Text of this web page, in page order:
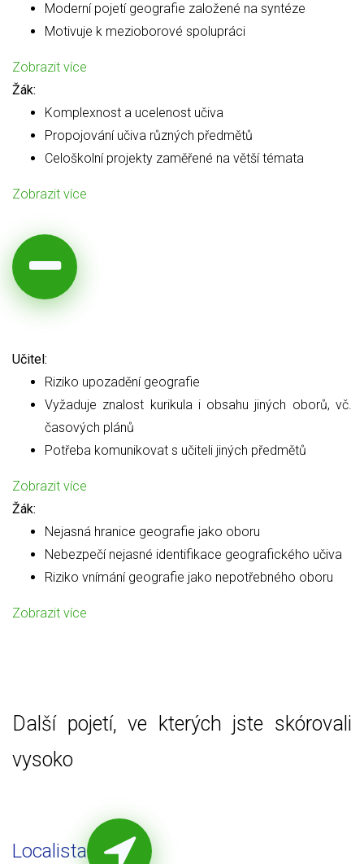
Moderní pojetí geografie založené na syntéze
Motivuje k mezioborové spolupráci
Zobrazit více
Žák:
Komplexnost a ucelenost učiva
Propojování učiva různých předmětů
Celoškolní projekty zaměřené na větší témata
Zobrazit více
Učitel:
Riziko upozadění geografie
Vyžaduje znalost kurikula i obsahu jiných oborů, vč.
časových plánů
Potřeba komunikovat s učiteli jiných předmětů
Zobrazit více
Žák:
Nejasná hranice geografie jako oboru
Nebezpečí nejasné identifikace geografického učiva
Riziko vnímání geografie jako nepotřebného oboru
Zobrazit více
Další pojetí, ve kterých jste skórovali
vysoko
Localista